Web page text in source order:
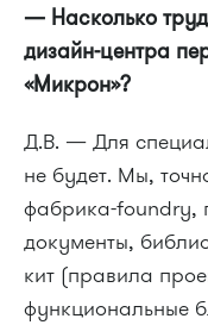
— Насколько
дизайн-центра
«Микрон»?
Д.В. — Для
не будет. Мы,
фабрика-foundry,
документы,
кит (правила
функциональные